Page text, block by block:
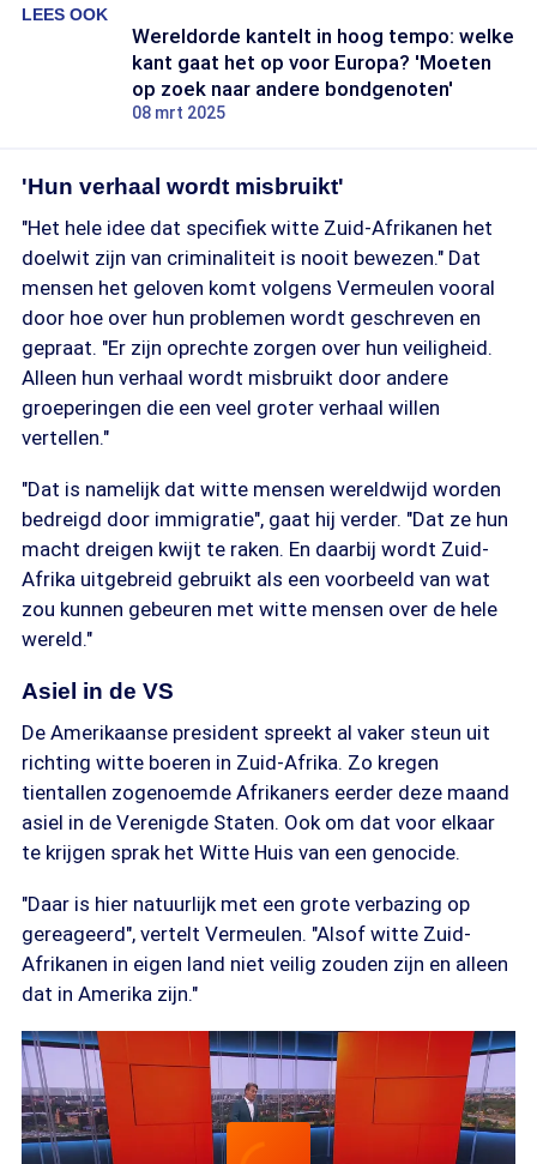
LEES OOK
Wereldorde kantelt in hoog tempo: welke
kant gaat het op voor Europa? 'Moeten
op zoek naar andere bondgenoten'
08 mrt 2025
'Hun verhaal wordt misbruikt'
"Het hele idee dat specifiek witte Zuid-Afrikanen het
doelwit zijn van criminaliteit is nooit bewezen." Dat
mensen het geloven komt volgens Vermeulen vooral
door hoe over hun problemen wordt geschreven en
gepraat. "Er zijn oprechte zorgen over hun veiligheid.
Alleen hun verhaal wordt misbruikt door andere
groeperingen die een veel groter verhaal willen
vertellen."
"Dat is namelijk dat witte mensen wereldwijd worden
bedreigd door immigratie", gaat hij verder. "Dat ze hun
macht dreigen kwijt te raken. En daarbij wordt Zuid-
Afrika uitgebreid gebruikt als een voorbeeld van wat
zou kunnen gebeuren met witte mensen over de hele
wereld."
Asiel in de VS
De Amerikaanse president spreekt al vaker steun uit
richting witte boeren in Zuid-Afrika. Zo kregen
tientallen zogenoemde Afrikaners eerder deze maand
asiel in de Verenigde Staten. Ook om dat voor elkaar
te krijgen sprak het Witte Huis van een genocide.
"Daar is hier natuurlijk met een grote verbazing op
gereageerd", vertelt Vermeulen. "Alsof witte Zuid-
Afrikanen in eigen land niet veilig zouden zijn en alleen
dat in Amerika zijn."